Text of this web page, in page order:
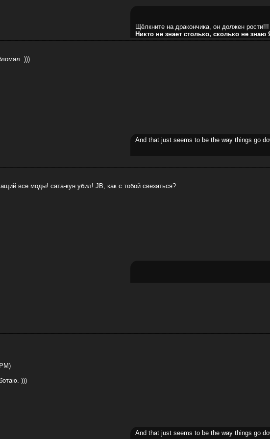
Щёлкните на дракончика, он должен рости!!!
Никто не знает столько, сколько не знаю
)))
And that just seems to be the way things go
все моды! сата-кун убил! JB, как с тобой свезаться?
)))
And that just seems to be the way things go